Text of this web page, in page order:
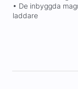
• De inbyggda
laddare